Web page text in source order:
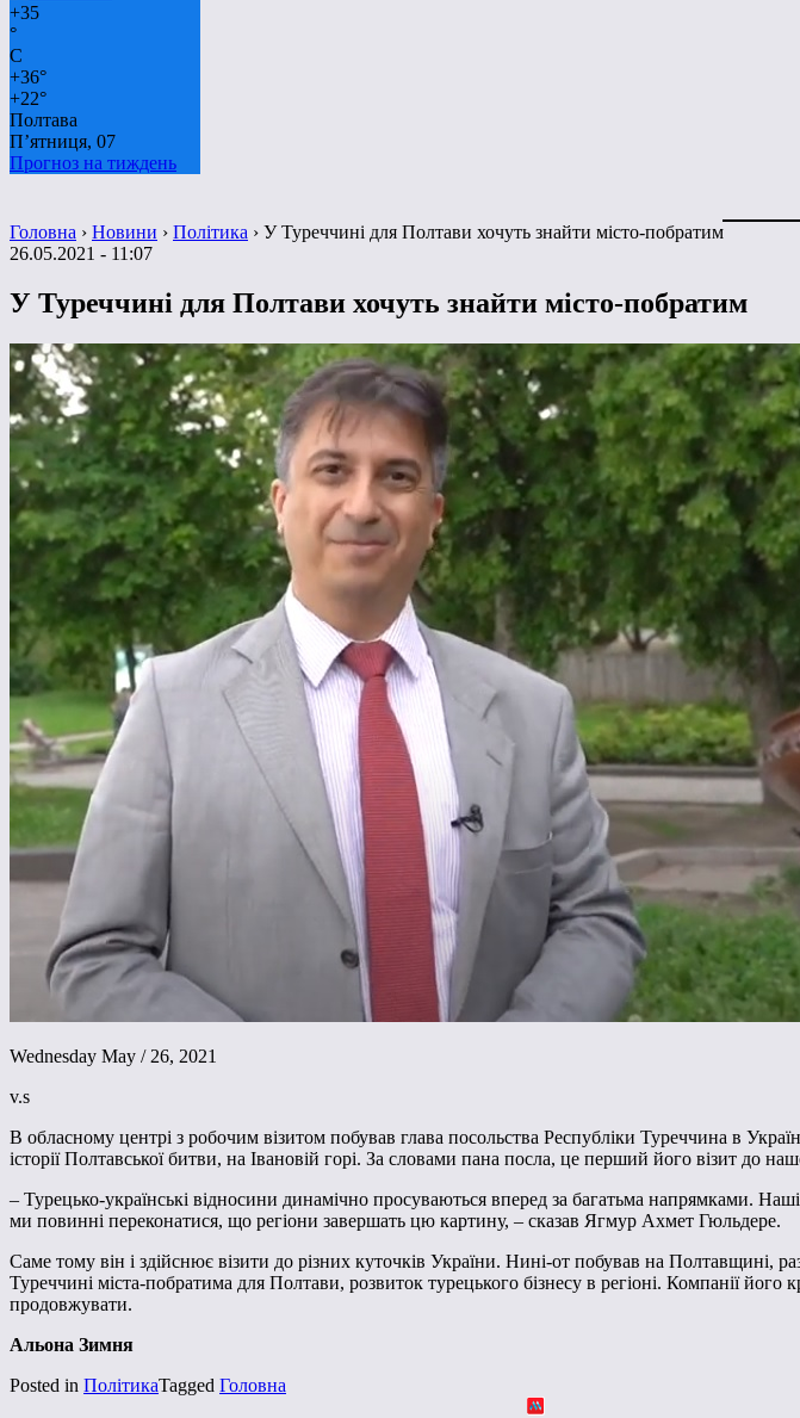
+35
°
C
+36°
+22°
Полтава
П’ятниця, 07
Прогноз на тиждень
Головна › Новини › Політика › У Туреччині для Полтави хочуть знайти місто-побратим
26.05.2021 - 11:07
У Туреччині для Полтави хочуть знайти місто-побратим
Wednesday May / 26, 2021
v.s
В обласному центрі з робочим візитом побував глава посольства Республіки Туреччина в
історії Полтавської битви, на Івановій горі. За словами пана посла, це перший його візит до
– Турецько-українські відносини динамічно просуваються вперед за багатьма напрямками.
ми повинні переконатися, що регіони завершать цю картину, – сказав Ягмур Ахмет Гюльдере.
Саме тому він і здійснює візити до різних куточків України. Нині-от побував на Полтавщині,
Туреччині міста-побратима для Полтави, розвиток турецького бізнесу в регіоні. Компанії
продовжувати.
Альона Зимня
Posted in ПолітикаTagged Головна